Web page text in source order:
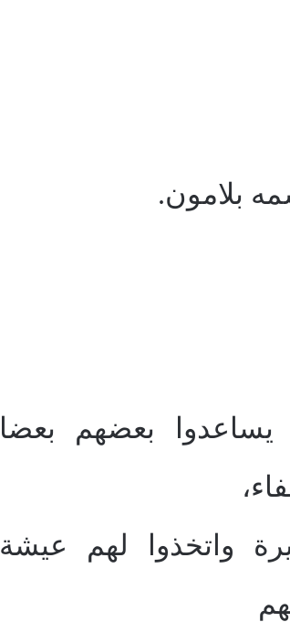
بلامون.
بعضهم بعضا
واتخذوا لهم عيشة